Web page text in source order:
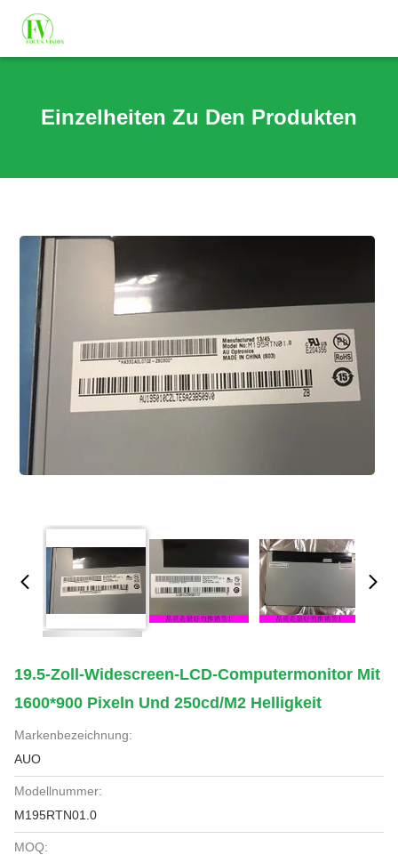
Einzelheiten Zu Den Produkten
19.5-Zoll-Widescreen-LCD-Computermonitor Mit
1600*900 Pixeln Und 250cd/m2 Helligkeit
Markenbezeichnung:
AUO
Modellnummer:
M195RTN01.0
MOQ: